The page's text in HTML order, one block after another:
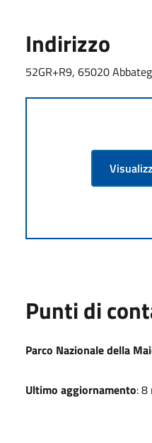
Indirizzo
52GR+R9, 65020
Punti di
Parco Nazionale della
Ultimo aggiornamento: